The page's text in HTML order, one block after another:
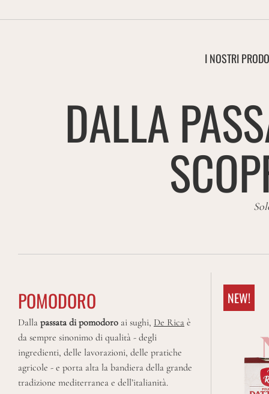
I NOSTRI
Dalla passata di pomodoro ai sughi,
De Rica è da sempre sinonimo di qualità
tutti i prodotti
DALLA
POMODORO
Dalla passata di pomodoro ai sughi, De Rica è
da sempre sinonimo di qualità - degli
ingredienti, delle lavorazioni, delle pratiche
agricole - e porta alta la bandiera della grande
tradizione mediterranea e dell’italianità.
NEW!